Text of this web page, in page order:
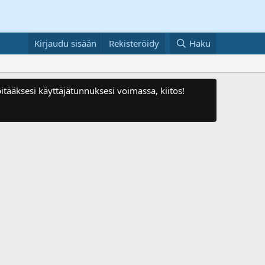
Kirjaudu sisään Rekisteröidy Haku
käyttäjätunnuksesi voimassa, kiitos!